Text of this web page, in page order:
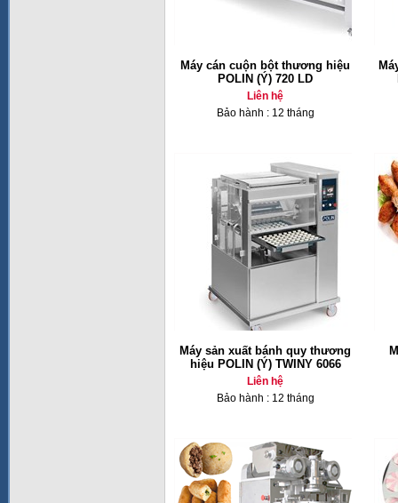
Máy cán cuộn bột thương hiệu
POLIN (Ý) 720 LD
Liên hệ
Bảo hành : 12 tháng
Máy sản xuất bánh quy thương
hiệu POLIN (Ý) TWINY 6066
Liên hệ
Bảo hành : 12 tháng